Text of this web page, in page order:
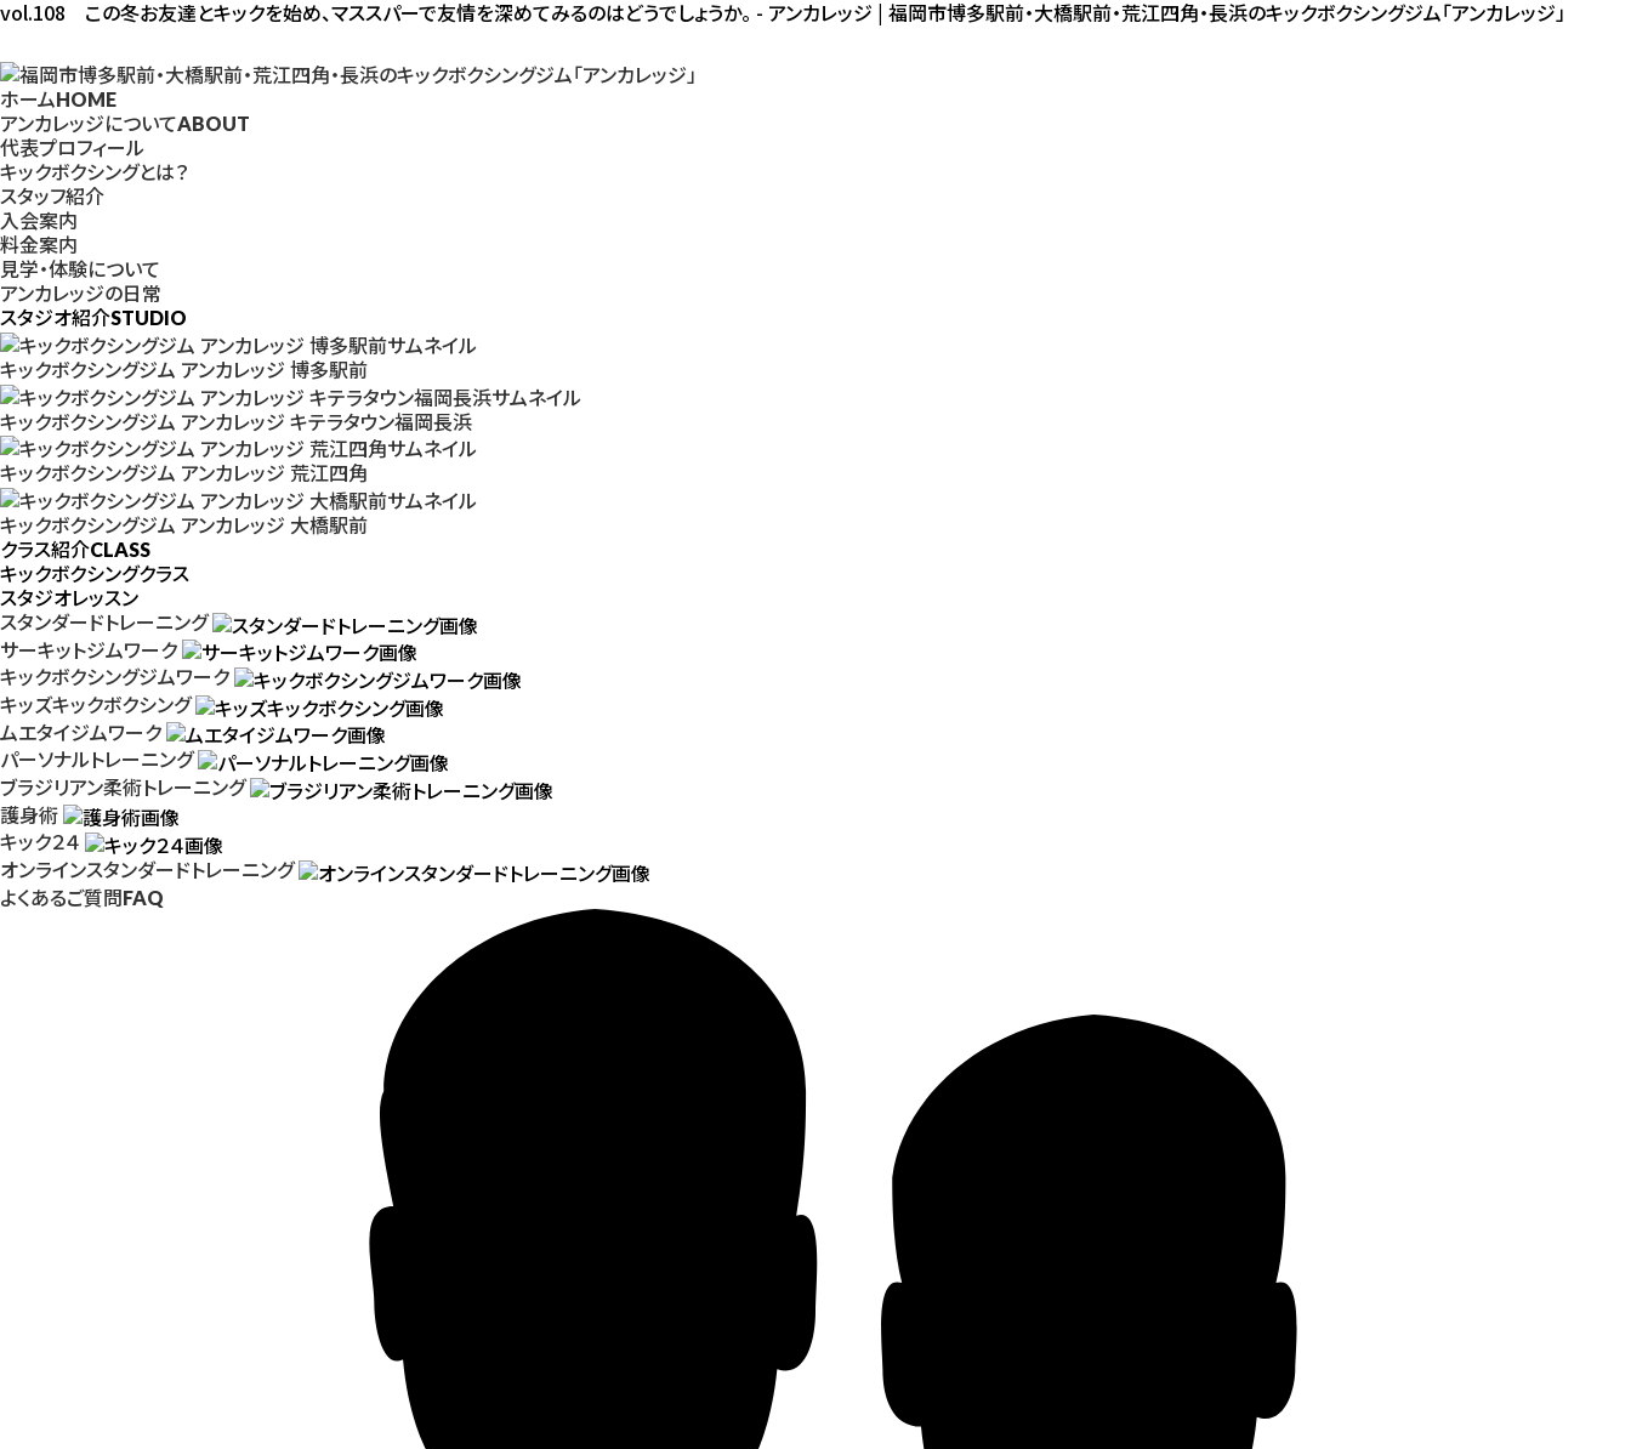
vol.108 この冬お友達とキックを始め、マススパーで友情を深めてみるのはどうでしょうか。 - アンカレッジ | 福岡市博多駅前・大橋駅前・荒江四角・長浜のキックボクシングジム「アンカレッジ」
ホームHOME
アンカレッジについてABOUT
代表プロフィール
キックボクシングとは？
スタッフ紹介
入会案内
料金案内
見学・体験について
アンカレッジの日常
スタジオ紹介STUDIO
キックボクシングジム アンカレッジ 博多駅前
キックボクシングジム アンカレッジ キテラタウン福岡長浜
キックボクシングジム アンカレッジ 荒江四角
キックボクシングジム アンカレッジ 大橋駅前
クラス紹介CLASS
キックボクシングクラス
スタジオレッスン
スタンダードトレーニング
サーキットジムワーク
キックボクシングジムワーク
キッズキックボクシング
ムエタイジムワーク
パーソナルトレーニング
ブラジリアン柔術トレーニング
護身術
キック２４
オンラインスタンダードトレーニング
よくあるご質問FAQ